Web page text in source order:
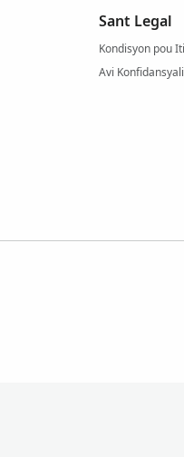
Sant Legal
Kondisyon pou
Avi